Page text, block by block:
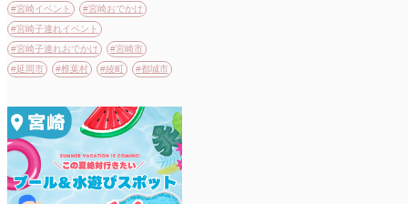
#宮崎イベント
#宮崎おでかけ
#宮崎子連れイベント
#宮崎子連れおでかけ
#宮崎市
#延岡市
#椎葉村 #綾町 #都城市